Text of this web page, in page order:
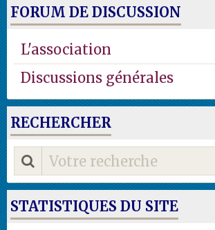
FORUM DE DISCUSSION
L'association
Discussions générales
RECHERCHER
STATISTIQUES DU SITE